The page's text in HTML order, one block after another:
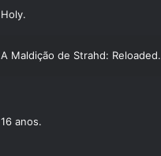
Holy.
A Maldição de Strahd: Reloaded.
16 anos.